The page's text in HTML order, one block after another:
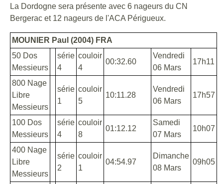
La Dordogne sera présente avec 6 nageurs du CN
Bergerac et 12 nageurs de l'ACA Périgueux.
MOUNIER Paul (2004) FRA
50 Dos
Messieurs
série
4
couloir
4
00:32.60
Vendredi
06 Mars
17h11
800 Nage
Libre
Messieurs
série
1
couloir
5
10:11.28
Vendredi
06 Mars
17h57
100 Dos
Messieurs
série
4
couloir
8
01:12.12
Samedi
07 Mars
10h07
400 Nage
Libre
Messieurs
série
2
couloir
1
04:54.97
Dimanche
08 Mars
09h05